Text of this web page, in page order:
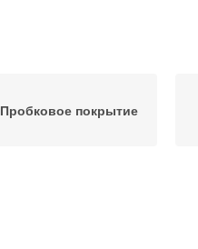
Пробковое покрытие